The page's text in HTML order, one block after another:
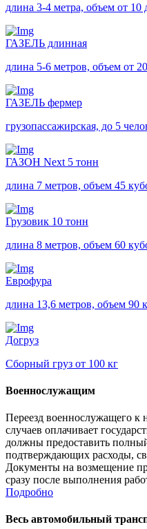
длина 3-4 метра, объем от 10
ГАЗЕЛЬ длинная
длина 5-6 метров, объем от
ГАЗЕЛЬ фермер
грузопассажирская, до 5
ГАЗОН Next 5 тонн
длина 7 метров, объем 45
Грузовик 10 тонн
длина 8 метров, объем 60
Еврофура
длина 13,6 метров, объем 90
Догруз
Сборный груз от 100 кг
Военнослужащим
Переезд военнослужащего к
случаев оплачивает
должны предоставить
подтверждающих расходы,
Документы на возмещение
сразу после выполнения
Подробно
Весь автомобильный